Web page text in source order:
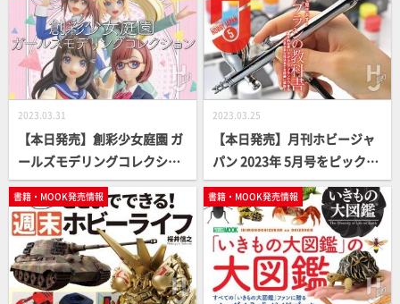
2023.03.31
【本日発売】創彩少女庭園 ガ
ールズモデリングコレクショ
ン【女の子プラキット】
2023.03.25
【本日発売】月刊ホビージャ
パン 2023年 5月号をピックア
ップ！
書籍・MOOK発売情報 書籍・MOOK発売情報